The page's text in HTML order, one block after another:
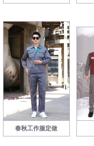
春秋工作服定做